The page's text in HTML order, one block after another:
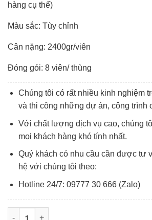
hàng cụ thể)
Màu sắc: Tùy chỉnh
Cân nặng: 2400gr/viên
Đóng gói: 8 viên/ thùng
Chúng tôi có rất nhiều kinh nghiệm
và thi công những dự án, công trình
Với chất lượng dịch vụ cao, chúng
mọi khách hàng khó tính nhất.
Quý khách có nhu cầu cần được tư
hệ với chúng tôi theo:
Hotline 24/7: 09777 30 666 (Zalo)